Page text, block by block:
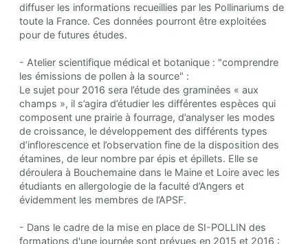
diffuser les informations recueillies par les Pollinariums de
toute la France. Ces données pourront être exploitées
pour de futures études.
- Atelier scientifique médical et botanique : "comprendre
les émissions de pollen à la source" :
Le sujet pour 2016 sera l’étude des graminées « aux
champs », il s’agira d’étudier les différentes espèces qui
composent une prairie à fourrage, d’analyser les modes
de croissance, le développement des différents types
d’inflorescence et l’observation fine de la disposition des
étamines, de leur nombre par épis et épillets. Elle se
déroulera à Bouchemaine dans le Maine et Loire avec les
étudiants en allergologie de la faculté d’Angers et
évidemment les membres de l’APSF.
- Dans le cadre de la mise en place de SI-POLLIN des
formations d'une journée sont prévues en 2015 et 2016 :